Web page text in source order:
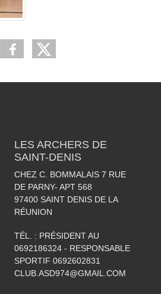
LES ARCHERS DE
SAINT-DENIS
CHEZ C. BOMMALAIS 7 RUE
DE PARNY- APT 568
97400 SAINT DENIS DE LA
RÉUNION
TÉL. : PRÉSIDENT AU
0692186324 - RESPONSABLE
SPORTIF 0692602831
CLUB.ASD974@GMAIL.COM